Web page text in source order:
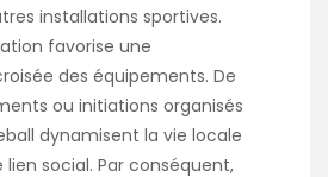
installations sportives.
favorise une
des équipements. De
ou initiations organisés
dynamisent la vie locale
social. Par conséquent,